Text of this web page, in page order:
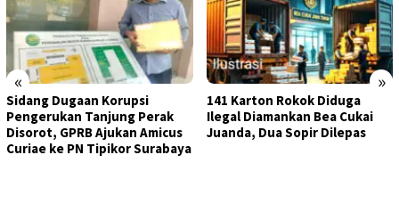
« »
Sidang Dugaan Korupsi
Pengerukan Tanjung Perak
Disorot, GPRB Ajukan Amicus
Curiae ke PN Tipikor Surabaya
141 Karton Rokok Diduga
Ilegal Diamankan Bea Cukai
Juanda, Dua Sopir Dilepas